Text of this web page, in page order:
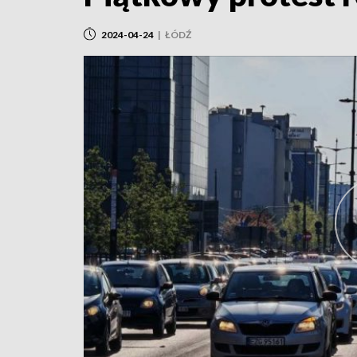
2024-04-24 | ŁÓDŹ